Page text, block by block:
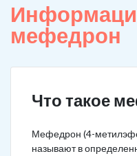
мефедрон
Что такое
Мефедрон (4-
называют в